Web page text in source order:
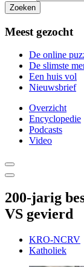
Zoeken
Meest gezocht
De online
De slimste
Een huis vol
Nieuwsbrief
Overzicht
Encyclopedie
Podcasts
Video
200-jarig
VS gevierd
KRO-NCRV
Katholiek